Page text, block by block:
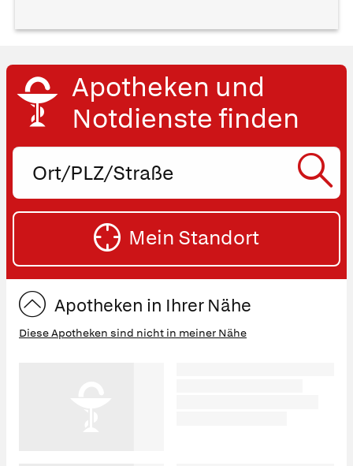
Apotheken und
Notdienste finden
Ort,
oder
Straße
Mein Standort
Apotheken in Ihrer Nähe
Diese Apotheken sind nicht in meiner Nähe